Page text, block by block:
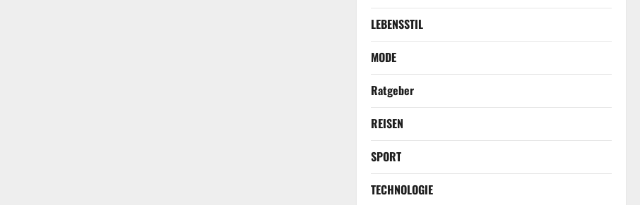
LEBENSSTIL
MODE
Ratgeber
REISEN
SPORT
TECHNOLOGIE